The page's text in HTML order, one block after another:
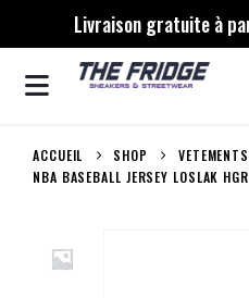
Livraison gratuite à
ACCUEIL SHOP VETEMENTS
NBA BASEBALL JERSEY LOSLAK HGR